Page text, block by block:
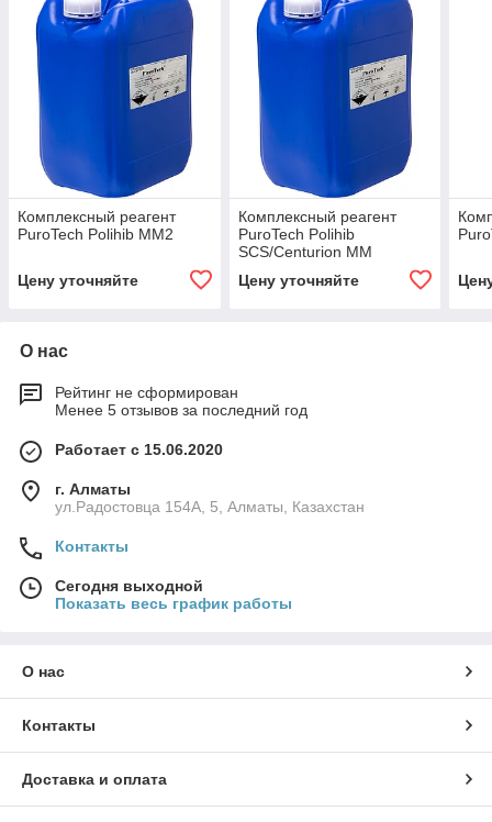
Комплексный реагент
PuroTech Polihib ММ2
Цену уточняйте
Комплексный реагент
PuroTech Polihib
SCS/Centurion ММ
Цену уточняйте
О нас
Рейтинг не сформирован
Менее 5 отзывов за последний год
Работает с 15.06.2020
г. Алматы
ул.Радостовца 154А, 5, Алматы, Казахстан
Контакты
Сегодня выходной
Показать весь график работы
О нас
Контакты
Доставка и оплата